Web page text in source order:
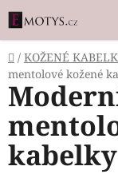
Přejít
na
obsah
Domů
/ KOŽENÉ
mentolové kožené